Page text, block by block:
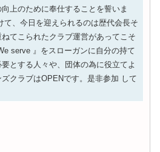
上のために奉仕することを誓いま
て、今日を迎えられるのは歴代会長そ
てこられたクラブ運営があってこそ
serve 』をスローガンに自分の持て
とする人々や、団体の為に役立てよ
クラブはOPENです。是非参加 して